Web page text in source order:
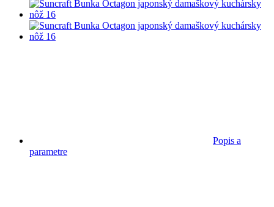
Popis a
parametre